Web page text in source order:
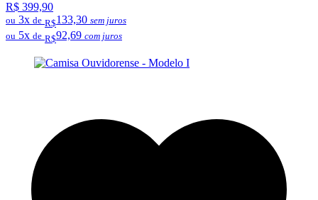
R$ 399,90
ou 3x de R$133,30 sem juros
ou 5x de R$92,69 com juros